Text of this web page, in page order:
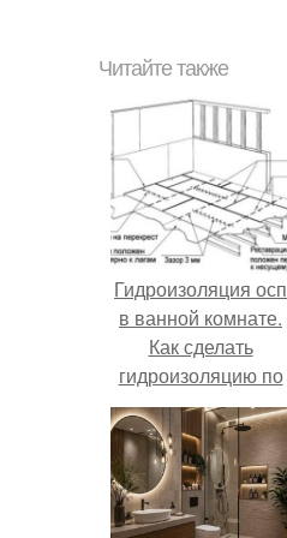
Читайте также
Гидроизоляция осп
в ванной комнате.
Как сделать
гидроизоляцию по
листам OSB